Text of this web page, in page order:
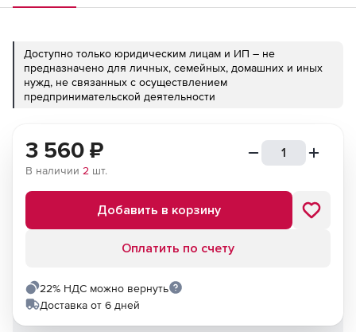
Доступно только юридическим лицам и ИП – не
предназначено для личных, семейных, домашних и иных
нужд, не связанных с осуществлением
предпринимательской деятельности
3 560 ₽
В наличии 2 шт.
Добавить в корзину
Оплатить по счету
22% НДС можно вернуть
Доставка от 6 дней